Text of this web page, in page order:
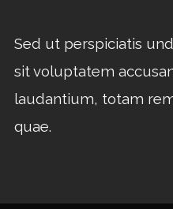
Sed ut perspiciatis
sit voluptatem
laudantium, totam
quae.